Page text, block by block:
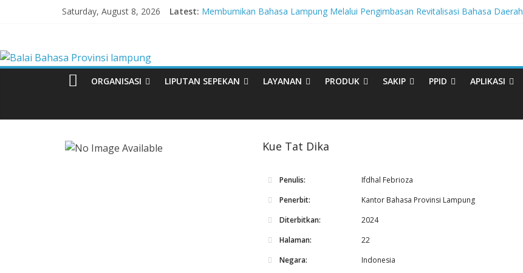
Saturday, August 8, 2026 Latest: Membumikan Bahasa Lampung Melalui Pengimbasan Revitalisasi Bahasa Daerah
Babak Final Festival Musikalisasi Puisi Kembali Digelar
Balai
Bahasa
Provinsi
lampung
ORGANISASI LIPUTAN SEPEKAN LAYANAN PRODUK SAKIP PPID APLIKASI
Kue Tat Dika
Penulis:
Ifdhal Febrioza
Penerbit:
Kantor Bahasa Provinsi Lampung
Diterbitkan:
2024
Halaman:
22
Negara:
Indonesia